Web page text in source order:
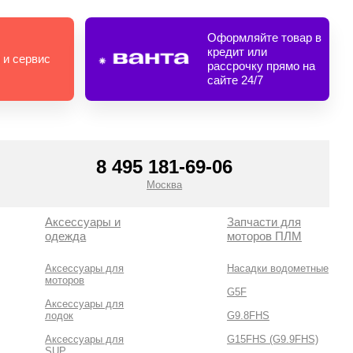
и сервис
Оформляйте товар в
кредит или
рассрочку прямо на
сайте 24/7
8 495 181-69-06
Москва
Аксессуары и
одежда
Аксессуары для
моторов
Аксессуары для
лодок
Аксессуары для
Запчасти для
моторов ПЛМ
Насадки водометные
G5F
G9.8FHS
G15FHS (G9.9FHS)